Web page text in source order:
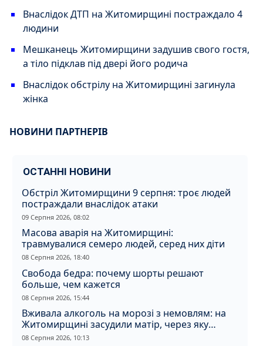
Внаслідок ДТП на Житомирщині постраждало 4
людини
Мешканець Житомирщини задушив свого гостя,
а тіло підклав під двері його родича
Внаслідок обстрілу на Житомирщині загинула
жінка
НОВИНИ ПАРТНЕРІВ
ОСТАННІ НОВИНИ
Обстріл Житомирщини 9 серпня: троє людей
постраждали внаслідок атаки
09 Серпня 2026, 08:02
Масова аварія на Житомирщині:
травмувалися семеро людей, серед них діти
08 Серпня 2026, 18:40
Свобода бедра: почему шорты решают
больше, чем кажется
08 Серпня 2026, 15:44
Вживала алкоголь на морозі з немовлям: на
Житомирщині засудили матір, через яку
дитина отримала обмороження
08 Серпня 2026, 10:13